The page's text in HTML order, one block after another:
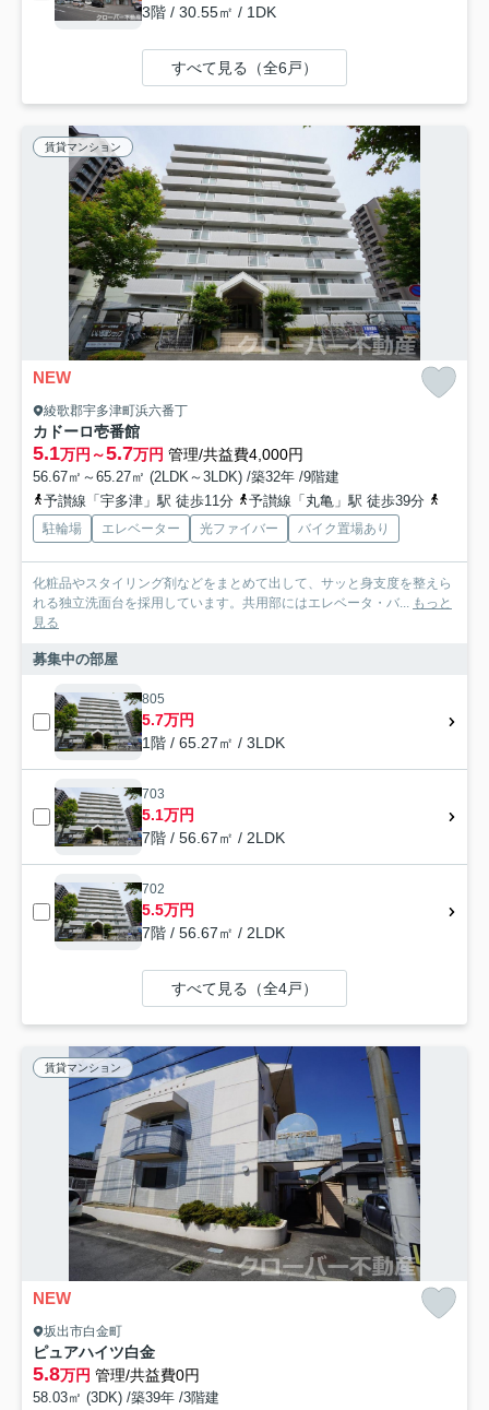
3階 / 30.55㎡ / 1DK
すべて見る（全6戸）
賃貸マンション
NEW
綾歌郡宇多津町浜六番丁
カドーロ壱番館
5.1万円～5.7万円 管理/共益費4,000円
56.67㎡～65.27㎡ (2LDK～3LDK) /築32年 /9階建
予讃線「宇多津」駅 徒歩11分
予讃線「丸亀」駅 徒歩39分
駐輪場 エレベーター 光ファイバー バイク置場あり
化粧品やスタイリング剤などをまとめて出して、サッと身支度を整えら
れる独立洗面台を採用しています。共用部にはエレベータ・バ... もっと
見る
募集中の部屋
805
5.7万円
1階 / 65.27㎡ / 3LDK
703
5.1万円
7階 / 56.67㎡ / 2LDK
702
5.5万円
7階 / 56.67㎡ / 2LDK
すべて見る（全4戸）
賃貸マンション
NEW
坂出市白金町
ピュアハイツ白金
5.8万円 管理/共益費0円
58.03㎡ (3DK) /築39年 /3階建